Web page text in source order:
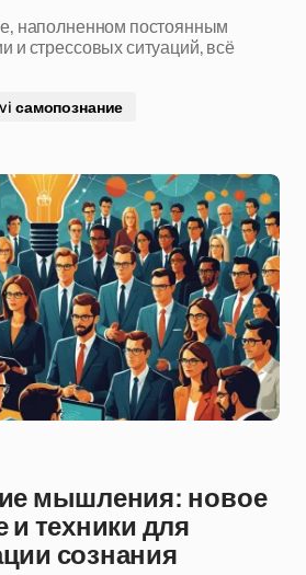
наполненном постоянным
и стрессовых ситуаций, всё
самопознание
мышления: новое
и техники для
сознания